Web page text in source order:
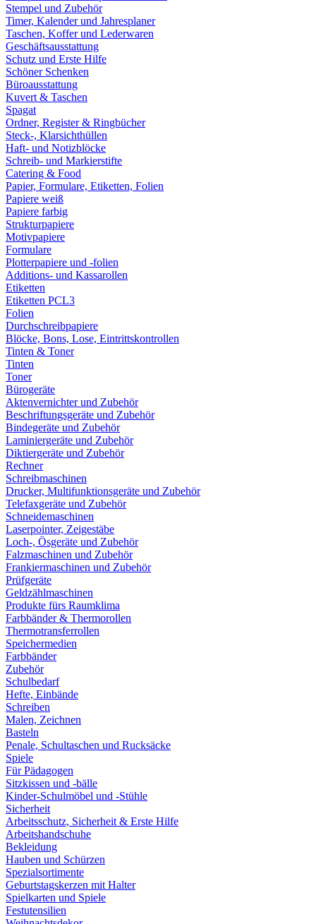
Stempel und Zubehör
Timer, Kalender und Jahresplaner
Taschen, Koffer und Lederwaren
Geschäftsausstattung
Schutz und Erste Hilfe
Schöner Schenken
Büroausstattung
Kuvert & Taschen
Spagat
Ordner, Register & Ringbücher
Steck-, Klarsichthüllen
Haft- und Notizblöcke
Schreib- und Markierstifte
Catering & Food
Papier, Formulare, Etiketten, Folien
Papiere weiß
Papiere farbig
Strukturpapiere
Motivpapiere
Formulare
Plotterpapiere und -folien
Additions- und Kassarollen
Etiketten
Etiketten PCL3
Folien
Durchschreibpapiere
Blöcke, Bons, Lose, Eintrittskontrollen
Tinten & Toner
Tinten
Toner
Bürogeräte
Aktenvernichter und Zubehör
Beschriftungsgeräte und Zubehör
Bindegeräte und Zubehör
Laminiergeräte und Zubehör
Diktiergeräte und Zubehör
Rechner
Schreibmaschinen
Drucker, Multifunktionsgeräte und Zubehör
Telefaxgeräte und Zubehör
Schneidemaschinen
Laserpointer, Zeigestäbe
Loch-, Ösgeräte und Zubehör
Falzmaschinen und Zubehör
Frankiermaschinen und Zubehör
Prüfgeräte
Geldzählmaschinen
Produkte fürs Raumklima
Farbbänder & Thermorollen
Thermotransferrollen
Speichermedien
Farbbänder
Zubehör
Schulbedarf
Hefte, Einbände
Schreiben
Malen, Zeichnen
Basteln
Penale, Schultaschen und Rucksäcke
Spiele
Für Pädagogen
Sitzkissen und -bälle
Kinder-Schulmöbel und -Stühle
Sicherheit
Arbeitsschutz, Sicherheit & Erste Hilfe
Arbeitshandschuhe
Bekleidung
Hauben und Schürzen
Spezialsortimente
Geburtstagskerzen mit Halter
Spielkarten und Spiele
Festutensilien